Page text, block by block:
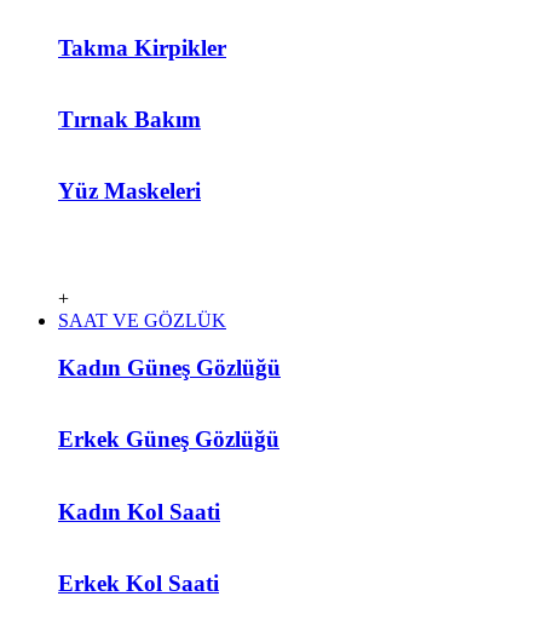
Takma Kirpikler
Tırnak Bakım
Yüz Maskeleri
+
SAAT VE GÖZLÜK
Kadın Güneş Gözlüğü
Erkek Güneş Gözlüğü
Kadın Kol Saati
Erkek Kol Saati